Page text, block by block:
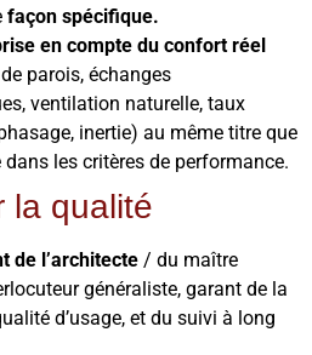
façon spécifique.
en compte du confort réel
parois, échanges
ventilation naturelle, taux
inertie) au même titre que
les critères de performance.
la qualité
de l’architecte / du maître
généraliste, garant de la
d’usage, et du suivi à long